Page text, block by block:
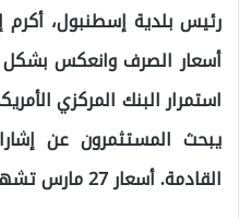
رئيس بلدية إسطنبول،
أسعار الصرف وانعكس
استمرار البنك المركزي
يبحث المستثمرون عن
القادمة. أسعار 27 مارس تشهد ترقبًا واسعًا.